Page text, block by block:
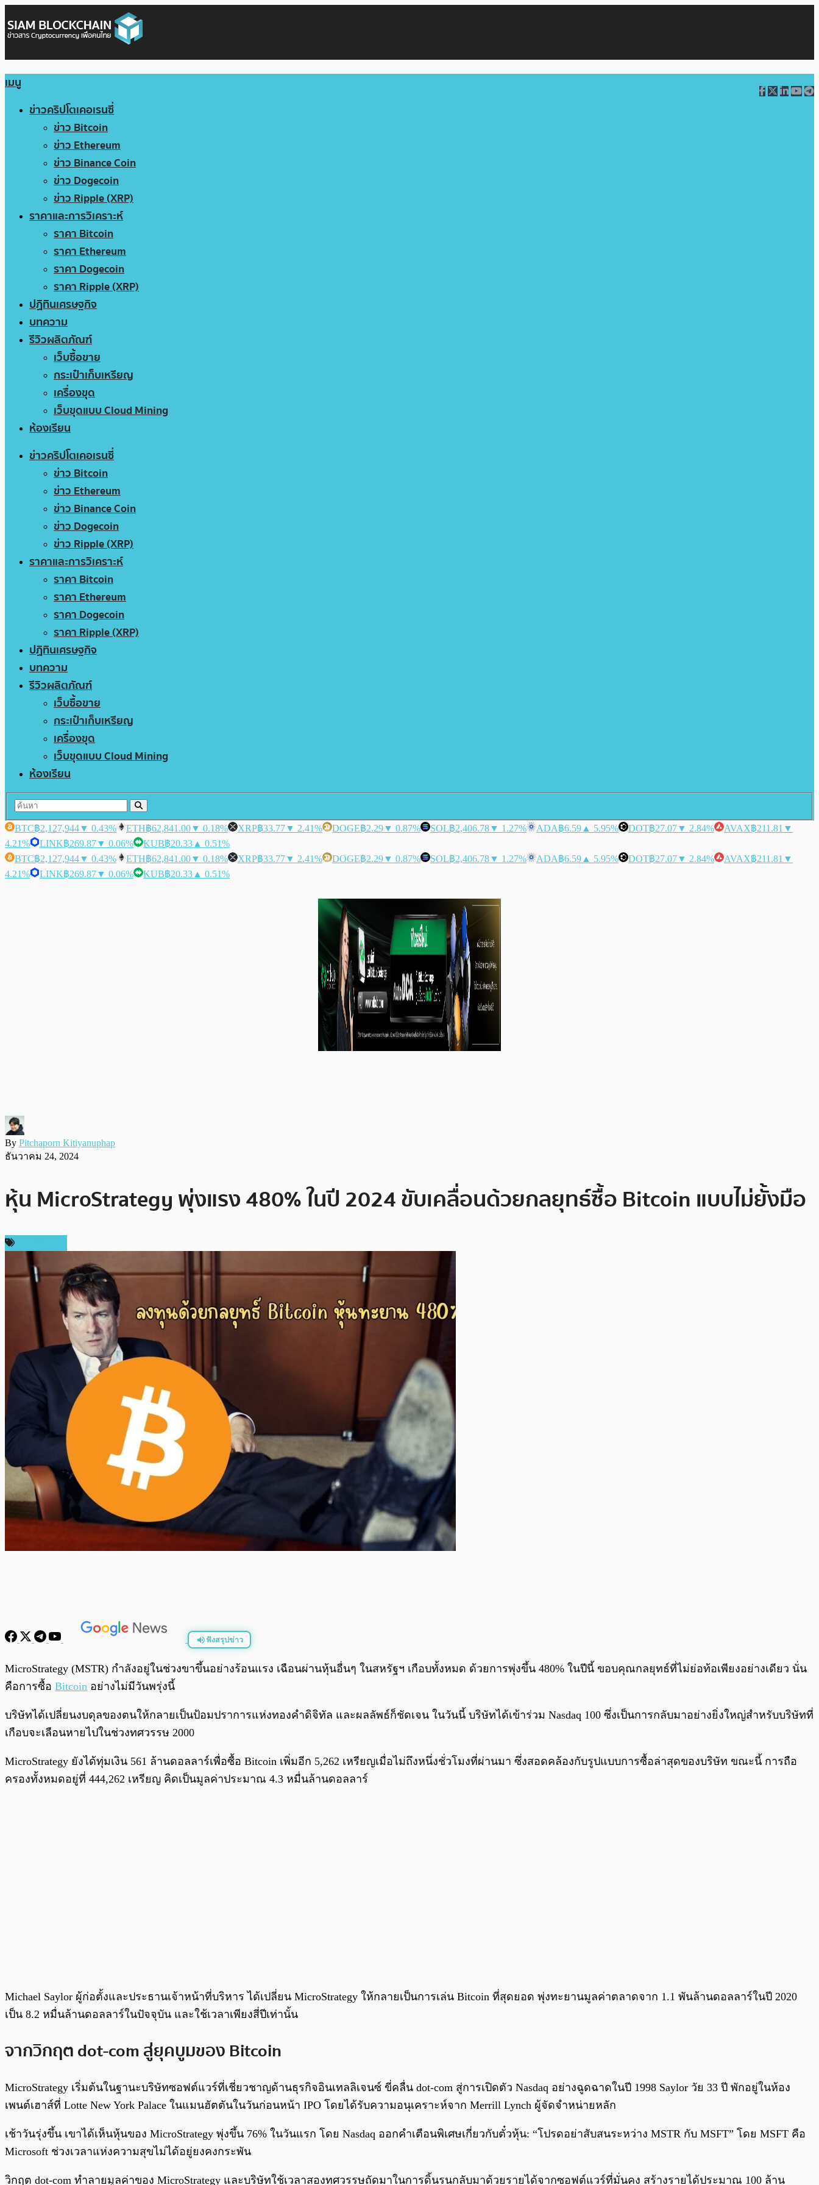
เมนู
ข่าวคริปโตเคอเรนซี่
ข่าว Bitcoin
ข่าว Ethereum
ข่าว Binance Coin
ข่าว Dogecoin
ข่าว Ripple (XRP)
ราคาและการวิเคราะห์
ราคา Bitcoin
ราคา Ethereum
ราคา Dogecoin
ราคา Ripple (XRP)
ปฏิทินเศรษฐกิจ
บทความ
รีวิวผลิตภัณฑ์
เว็บซื้อขาย
กระเป๋าเก็บเหรียญ
เครื่องขุด
เว็บขุดแบบ Cloud Mining
ห้องเรียน
ข่าวคริปโตเคอเรนซี่
ข่าว Bitcoin
ข่าว Ethereum
ข่าว Binance Coin
ข่าว Dogecoin
ข่าว Ripple (XRP)
ราคาและการวิเคราะห์
ราคา Bitcoin
ราคา Ethereum
ราคา Dogecoin
ราคา Ripple (XRP)
ปฏิทินเศรษฐกิจ
บทความ
รีวิวผลิตภัณฑ์
เว็บซื้อขาย
กระเป๋าเก็บเหรียญ
เครื่องขุด
เว็บขุดแบบ Cloud Mining
ห้องเรียน
BTC฿2,127,944▼ 0.43% ETH฿62,841.00▼ 0.18% XRP฿33.77▼ 2.41% DOGE฿2.29▼ 0.87% SOL฿2,406.78▼ 1.27% ADA฿6.59 ▲ 5.95% DOT฿27.07▼ 2.84% AVAX฿211.81 ▼
4.21%
LINK฿269.87▼ 0.06% KUB฿20.33 ▲ 0.51%
BTC฿2,127,944▼ 0.43% ETH฿62,841.00▼ 0.18% XRP฿33.77▼ 2.41% DOGE฿2.29▼ 0.87% SOL฿2,406.78▼ 1.27% ADA฿6.59 ▲ 5.95% DOT฿27.07▼ 2.84% AVAX฿211.81 ▼
4.21%
LINK฿269.87▼ 0.06% KUB฿20.33 ▲ 0.51%
By Pitchaporn Kitiyanuphap
ธันวาคม 24, 2024
หุ้น MicroStrategy พุ่งแรง 480% ในปี 2024 ขับเคลื่อนด้วยกลยุทธ์ซื้อ Bitcoin แบบไม่ยั้งมือ
ฟังสรุปข่าว
/ 0:00
MicroStrategy (MSTR) กำลังอยู่ในช่วงขาขึ้นอย่างร้อนแรง เฉือนผ่านหุ้นอื่นๆ ในสหรัฐฯ เกือบทั้งหมด ด้วยการพุ่งขึ้น 480% ในปีนี้ ขอบคุณกลยุทธ์ที่ไม่ย่อท้อเพียงอย่างเดียว นั่น
คือการซื้อ Bitcoin อย่างไม่มีวันพรุ่งนี้
บริษัทได้เปลี่ยนงบดุลของตนให้กลายเป็นป้อมปราการแห่งทองคำดิจิทัล และผลลัพธ์ก็ชัดเจน ในวันนี้ บริษัทได้เข้าร่วม Nasdaq 100 ซึ่งเป็นการกลับมาอย่างยิ่งใหญ่สำหรับบริษัทที่
เกือบจะเลือนหายไปในช่วงทศวรรษ 2000
MicroStrategy ยังได้ทุ่มเงิน 561 ล้านดอลลาร์เพื่อซื้อ Bitcoin เพิ่มอีก 5,262 เหรียญเมื่อไม่ถึงหนึ่งชั่วโมงที่ผ่านมา ซึ่งสอดคล้องกับรูปแบบการซื้อล่าสุดของบริษัท ขณะนี้ การถือ
ครองทั้งหมดอยู่ที่ 444,262 เหรียญ คิดเป็นมูลค่าประมาณ 4.3 หมื่นล้านดอลลาร์
Michael Saylor ผู้ก่อตั้งและประธานเจ้าหน้าที่บริหาร ได้เปลี่ยน MicroStrategy ให้กลายเป็นการเล่น Bitcoin ที่สุดยอด พุ่งทะยานมูลค่าตลาดจาก 1.1 พันล้านดอลลาร์ในปี 2020
เป็น 8.2 หมื่นล้านดอลลาร์ในปัจจุบัน และใช้เวลาเพียงสี่ปีเท่านั้น
จากวิกฤต dot-com สู่ยุคบูมของ Bitcoin
MicroStrategy เริ่มต้นในฐานะบริษัทซอฟต์แวร์ที่เชี่ยวชาญด้านธุรกิจอินเทลลิเจนซ์ ขี่คลื่น dot-com สู่การเปิดตัว Nasdaq อย่างฉูดฉาดในปี 1998 Saylor วัย 33 ปี พักอยู่ในห้อง
เพนต์เฮาส์ที่ Lotte New York Palace ในแมนฮัตตันในวันก่อนหน้า IPO โดยได้รับความอนุเคราะห์จาก Merrill Lynch ผู้จัดจำหน่ายหลัก
เช้าวันรุ่งขึ้น เขาได้เห็นหุ้นของ MicroStrategy พุ่งขึ้น 76% ในวันแรก โดย Nasdaq ออกคำเตือนพิเศษเกี่ยวกับตั๋วหุ้น: “โปรดอย่าสับสนระหว่าง MSTR กับ MSFT” โดย MSFT คือ
Microsoft ช่วงเวลาแห่งความสุขไม่ได้อยู่ยงคงกระพัน
วิกฤต dot-com ทำลายมูลค่าของ MicroStrategy และบริษัทใช้เวลาสองทศวรรษถัดมาในการดิ้นรนกลับมาด้วยรายได้จากซอฟต์แวร์ที่มั่นคง สร้างรายได้ประมาณ 100 ล้าน